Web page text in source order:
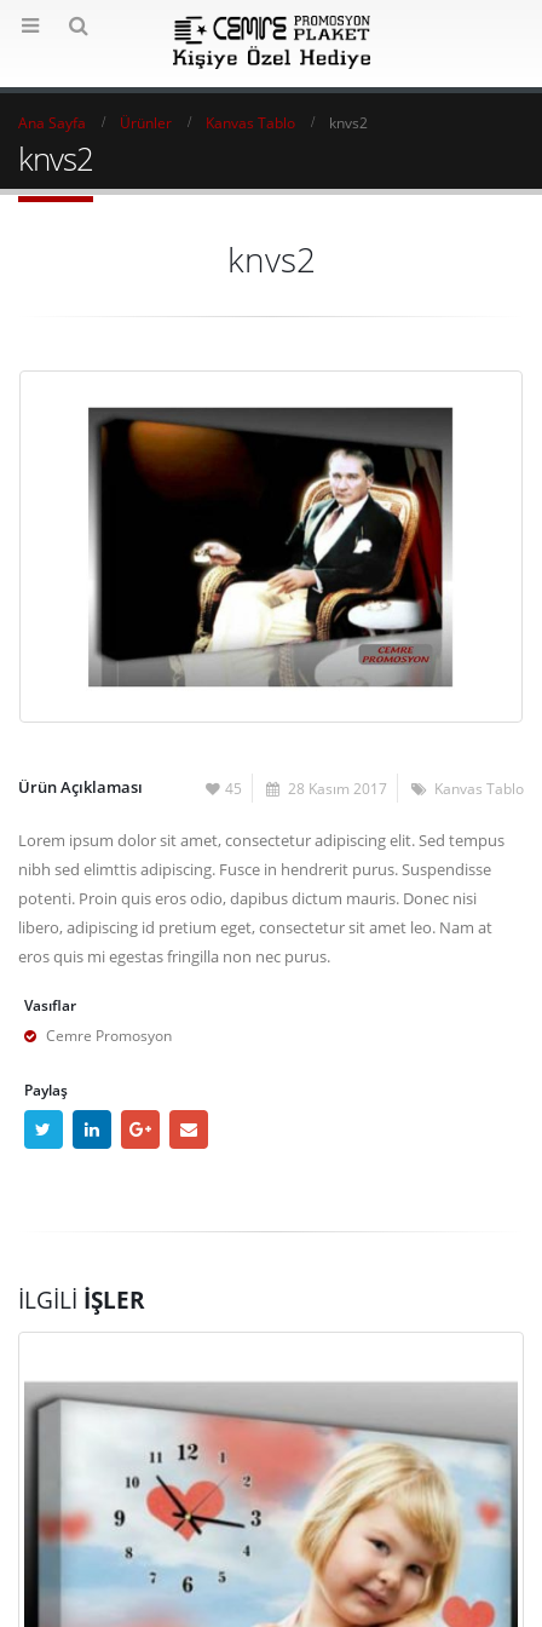
Ana Sayfa Ürünler Kanvas Tablo knvs2
knvs2
knvs2
Ürün Açıklaması 45 28 Kasım 2017 Kanvas Tablo
Lorem ipsum dolor sit amet, consectetur adipiscing elit. Sed tempus
nibh sed elimttis adipiscing. Fusce in hendrerit purus. Suspendisse
potenti. Proin quis eros odio, dapibus dictum mauris. Donec nisi
libero, adipiscing id pretium eget, consectetur sit amet leo. Nam at
eros quis mi egestas fringilla non nec purus.
Vasıflar
Cemre Promosyon
Paylaş
İLGILI İŞLER